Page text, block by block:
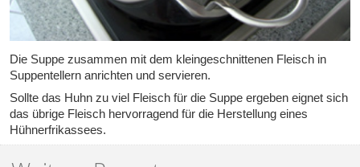
Die Suppe zusammen mit dem kleingeschnittenen Fleisch in
Suppentellern anrichten und servieren.
Sollte das Huhn zu viel Fleisch für die Suppe ergeben eignet sich
das übrige Fleisch hervorragend für die Herstellung eines
Hühnerfrikassees.